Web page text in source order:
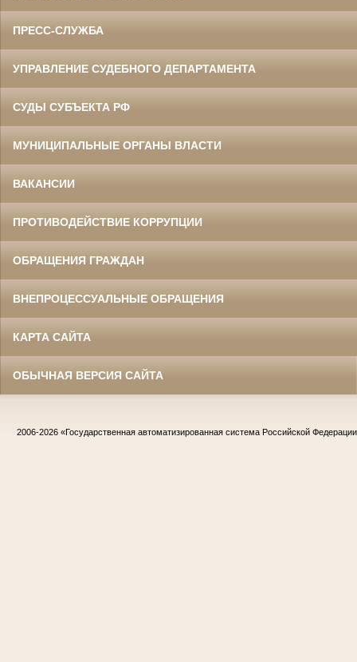
ПРЕСС-СЛУЖБА
УПРАВЛЕНИЕ СУДЕБНОГО ДЕПАРТАМЕНТА
СУДЫ СУБЪЕКТА РФ
МУНИЦИПАЛЬНЫЕ ОРГАНЫ ВЛАСТИ
ВАКАНСИИ
ПРОТИВОДЕЙСТВИЕ КОРРУПЦИИ
ОБРАЩЕНИЯ ГРАЖДАН
ВНЕПРОЦЕССУАЛЬНЫЕ ОБРАЩЕНИЯ
КАРТА САЙТА
ОБЫЧНАЯ ВЕРСИЯ САЙТА
2006-2026 «Государственная автоматизированная система Российской